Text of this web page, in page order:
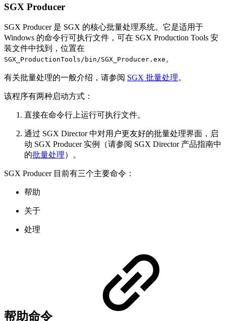
SGX Producer
SGX Producer 是 SGX 的核心批量处理系统。它是适用于
Windows 的命令行可执行文件，可在 SGX Production Tools 安
装文件中找到，位置在
SGX_ProductionTools/bin/SGX_Producer.exe 。
有关批量处理的一般介绍，请参阅 SGX 批量处理。
该程序有两种启动方式：
直接在命令行上运行可执行文件。
通过 SGX Director 中对用户更友好的批量处理界面，启
动 SGX Producer 实例（请参阅 SGX Director 产品指南中
的批量处理）。
SGX Producer 目前有三个主要命令：
帮助
关于
处理
帮助命令